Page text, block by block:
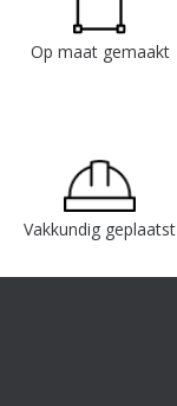
Op maat gemaakt
Vakkundig geplaatst